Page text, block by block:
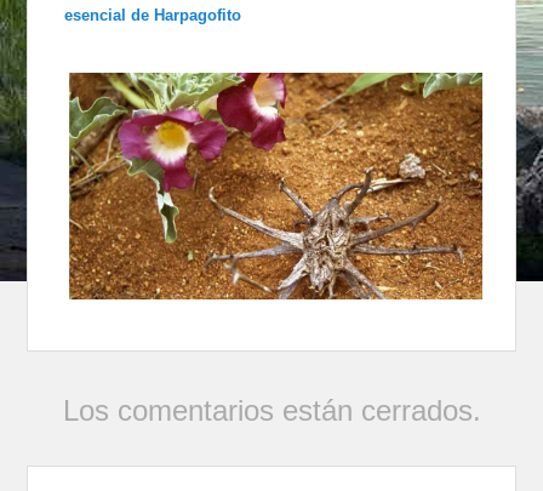
esencial de Harpagofito
Los comentarios están cerrados.